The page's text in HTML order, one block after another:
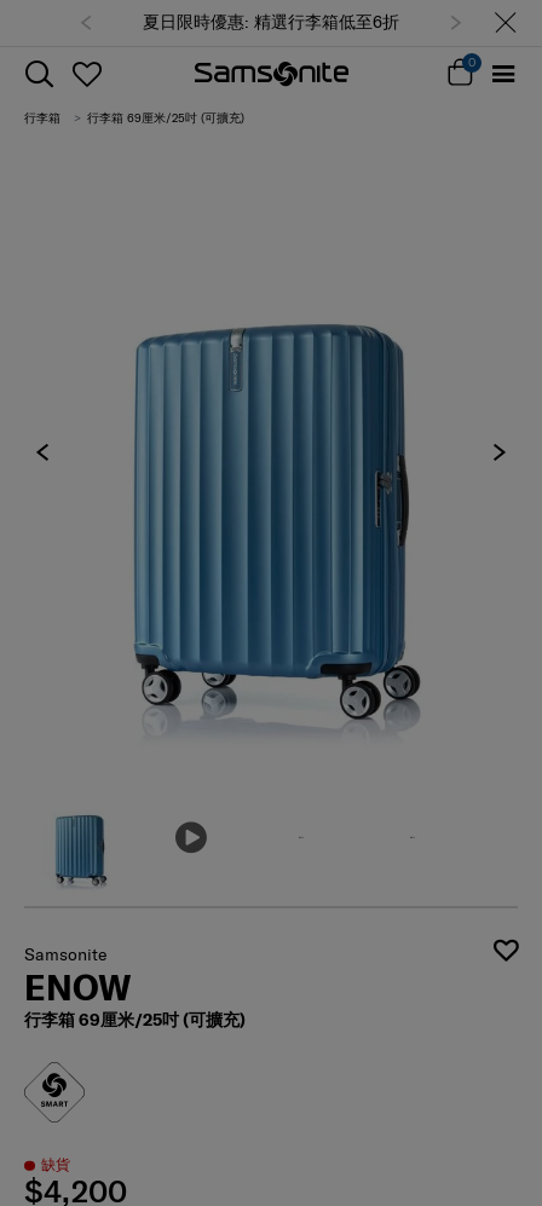
夏日限時優惠: 精選行李箱低至6折
0
行李箱 行李箱 69厘米/25吋 (可擴充)
Samsonite
ENOW
行李箱 69厘米/25吋 (可擴充)
缺貨
$4,200